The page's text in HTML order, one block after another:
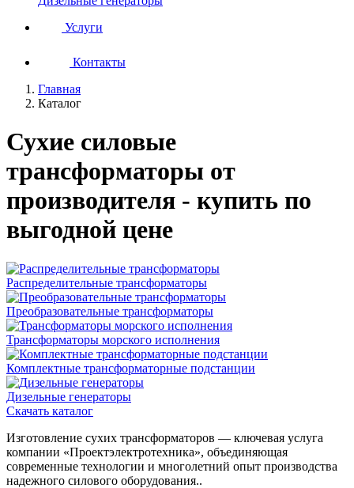
Услуги
Контакты
Главная
Каталог
Сухие силовые
трансформаторы от
производителя - купить по
выгодной цене
Распределительные трансформаторы
Преобразовательные трансформаторы
Трансформаторы морского исполнения
Комплектные трансформаторные подстанции
Дизельные генераторы
Скачать каталог
Изготовление сухих трансформаторов — ключевая услуга
компании «Проектэлектротехника», объединяющая
современные технологии и многолетний опыт производства
надежного силового оборудования..